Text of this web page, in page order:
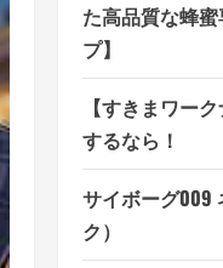
た高品質な蜂
プ】
【すきまワー
するなら！
サイボーグ009
ク）